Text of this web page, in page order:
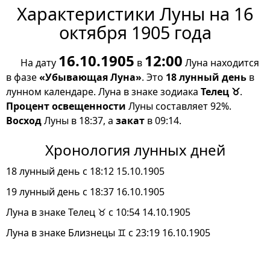
Характеристики Луны на 16
октября 1905 года
На дату 16.10.1905 в 12:00 Луна находится
в фазе«Убывающая Луна». Это 18 лунный день в
лунном календаре. Луна в знаке зодиака Телец ♉.
Процент освещенности Луны составляет 92%.
ВосходЛуны в 18:37, а закат в 09:14.
Хронология лунных дней
18 лунный день с 18:12 15.10.1905
19 лунный день с 18:37 16.10.1905
Луна в знаке Телец ♉ с 10:54 14.10.1905
Луна в знаке Близнецы ♊ с 23:19 16.10.1905